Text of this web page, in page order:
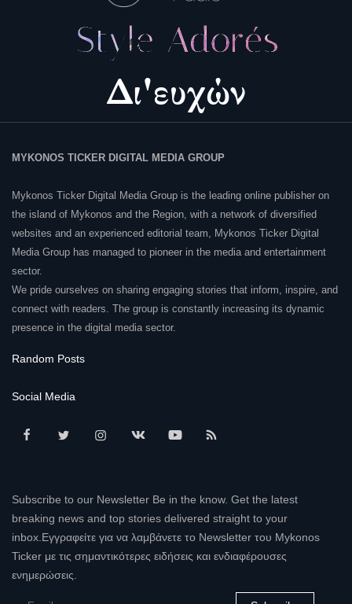
MYKONOS TICKER DIGITAL MEDIA GROUP
Mykonos Ticker Digital Media Group is the leading online publisher on
the island of Mykonos and the Region, with a network of diversified
websites and an experienced editorial team, Mykonos Ticker Digital
Media Group has managed to pioneer in the media and entertainment
sector.
We pride ourselves on sharing engaging stories that inform, inspire, and
connect with readers. The group is constantly increasing its dynamic
presence in the digital media sector.
Random Posts
Social Media
Subscribe to our Newsletter Be in the know. Get the latest
breaking news and top stories delivered straight to your
inbox.Εγγραφείτε για να λαμβάνετε το Newsletter του Mykonos
Ticker με τις σημαντικότερες ειδήσεις και ενδιαφέρουσες
ενημερώσεις.